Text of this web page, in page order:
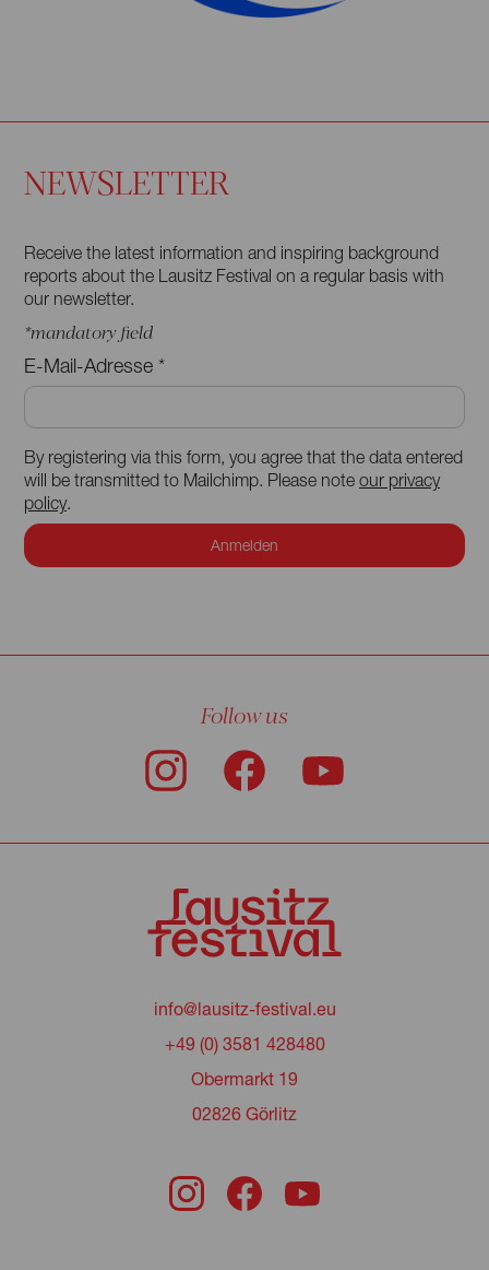
NEWSLETTER
Receive the latest information and inspiring background
reports about the Lausitz Festival on a regular basis with
our newsletter.
*mandatory field
E-Mail-Adresse *
By registering via this form, you agree that the data entered
will be transmitted to Mailchimp. Please note our privacy
policy.
Follow us
info@lausitz-festival.eu
+49 (0) 3581 428480
Obermarkt 19
02826 Görlitz